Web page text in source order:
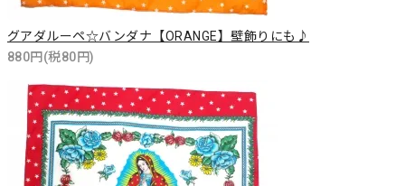
グアダルーペ☆バンダナ【ORANGE】壁飾りにも♪
880円(税80円)